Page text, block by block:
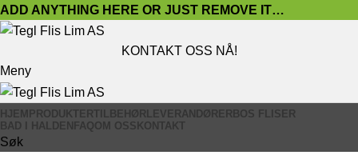
ADD ANYTHING HERE OR JUST REMOVE IT…
KONTAKT OSS NÅ!
Meny
HJEMPRODUKTERTILBEHØRLEVERANDØRERBOS FLISER
BAD I HALDENFAQOM OSSKONTAKT
Søk